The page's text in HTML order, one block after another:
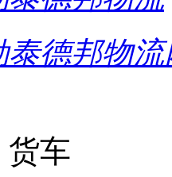
泰德邦物
货车